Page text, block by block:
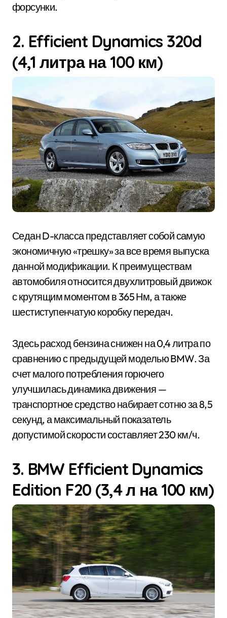
форсунки.
2. Efficient Dynamics 320d
(4,1 литра на 100 км)
Седан D-класса представляет собой самую
экономичную «трешку» за все время выпуска
данной модификации. К преимуществам
автомобиля относится двухлитровый движок
с крутящим моментом в 365 Нм, а также
шестиступенчатую коробку передач.
Здесь расход бензина снижен на 0,4 литра по
сравнению с предыдущей моделью BMW. За
счет малого потребления горючего
улучшилась динамика движения —
транспортное средство набирает сотню за 8,5
секунд, а максимальный показатель
допустимой скорости составляет 230 км/ч.
3. BMW Efficient Dynamics
Edition F20 (3,4 л на 100 км)